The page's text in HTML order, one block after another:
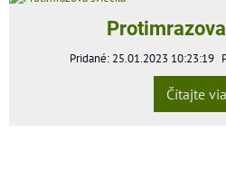
Pridané: 25.01.2023 10:23:19
Čítajte